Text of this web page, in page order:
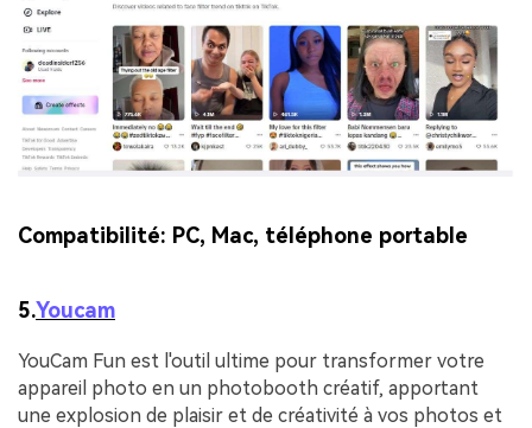
Compatibilité: PC, Mac, téléphone portable
5.Youcam
YouCam Fun est l'outil ultime pour transformer votre
appareil photo en un photobooth créatif, apportant
une explosion de plaisir et de créativité à vos photos et